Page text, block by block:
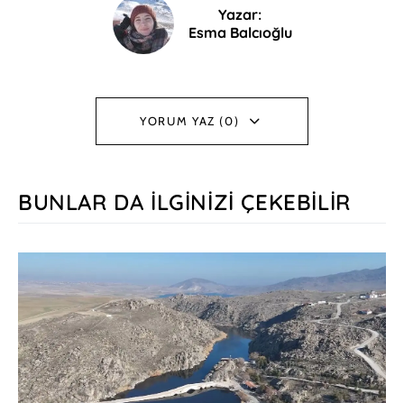
Yazar:
Esma Balcıoğlu
YORUM YAZ (0)
BUNLAR DA İLGINIZI ÇEKEBILIR